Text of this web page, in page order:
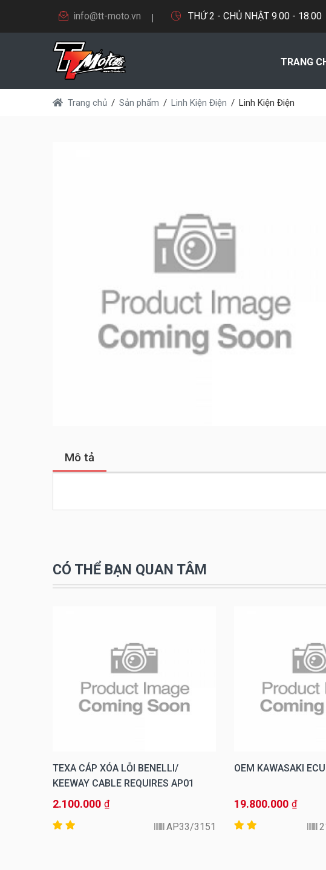
info@tt-moto.vn THỨ 2 - CHỦ NHẬT 9.00 - 18.00
TRANG
Trang chủ Sản phẩm Linh Kiện Điện Linh Kiện Điện
Mô tả
CÓ THỂ BẠN QUAN TÂM
OEM KAWASAKI
19.800.000 ₫
TEXA CÁP XÓA LỖI BENELLI/
KEEWAY CABLE REQUIRES AP01
(3903933)
2.100.000 ₫
3151/AP33